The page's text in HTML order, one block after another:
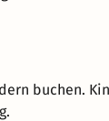
buchen.